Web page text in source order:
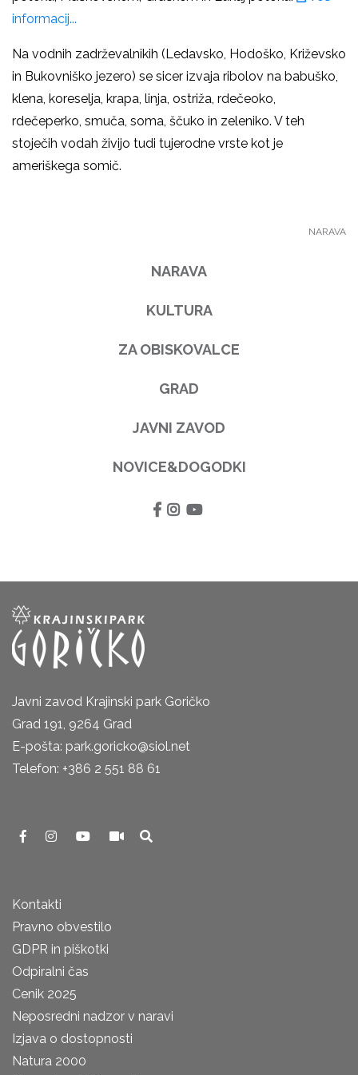
informacij...
Na vodnih zadrževalnikih (Ledavsko, Hodoško, Križevsko
in Bukovniško jezero) se sicer izvaja ribolov na babuško,
klena, koreselja, krapa, linja, ostriža, rdečeoko,
rdečeperko, smuča, soma, ščuko in zeleniko. V teh
stoječih vodah živijo tudi tujerodne vrste kot je
ameriškega somič.
NARAVA
NARAVA
KULTURA
ZA OBISKOVALCE
GRAD
JAVNI ZAVOD
NOVICE&DOGODKI
Javni zavod Krajinski park Goričko
Grad 191, 9264 Grad
E-pošta: park.goricko@siol.net
Telefon: +386 2 551 88 61
Kontakti
Pravno obvestilo
GDPR in piškotki
Odpiralni čas
Cenik 2025
Neposredni nadzor v naravi
Izjava o dostopnosti
Natura 2000